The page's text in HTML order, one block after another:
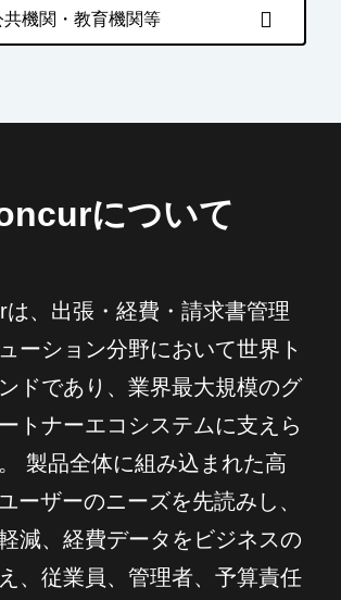
共機関・教育機関等
について
は、出張・経費・請求書管理
ーション分野において世界ト
ドであり、業界最大規模のグ
トナーエコシステムに支えら
製品全体に組み込まれた高
ーザーのニーズを先読みし、
減、経費データをビジネスの
、従業員、管理者、予算責任